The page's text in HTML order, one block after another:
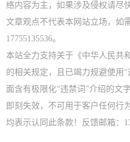
络内容为主，如果涉及侵权请尽
文章观点不代表本网站立场，如
17755135536。
本站全力支持关于《中华人民共
的相关规定，且已竭力规避使用
面含有极限化“违禁词”介绍的文
即刻失效，不可用于客户任何行
均表示认同此条款！反馈邮箱：